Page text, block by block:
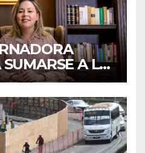
A LA
DE
MILLONES